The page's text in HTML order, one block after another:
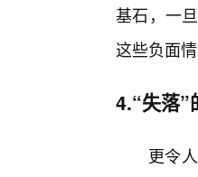
基石，一
这些负面
4.“失落”
更令